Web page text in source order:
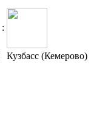
:
Кузбасс (Кемерово)